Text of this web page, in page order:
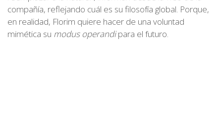
compañía, reflejando cuál es su filosofía global. Porque,
en realidad, Florim quiere hacer de una voluntad
mimética su modus operandipara el futuro.